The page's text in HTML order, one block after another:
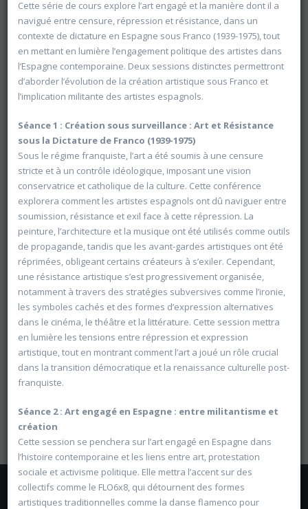
Rechercher
Vider les filtres
Les inscriptions pour l'année académique 2026-2027
seront ouvertesà partir du mercredi 19 août
Aucun élément ne correspond à vos critères de recherche
TOUS DROITS RÉSERVÉS, UDA 2026 | CONDITIONS GÉNÉRALES
PRIVÉE
Cette série de cours explore l’art engagé et la manière dont il a
navigué entre censure, répression et résistance, dans un
contexte de dictature en Espagne sous Franco (1939-1975), tout
en mettant en lumière l’engagement politique des artistes dans
l’Espagne contemporaine. Deux sessions distinctes permettront
d’aborder l’évolution de la création artistique sous Franco et
l’implication militante des artistes espagnols.
Séance 1 : Création sous surveillance : Art et Résistance
sous la Dictature de Franco (1939-1975)
Sous le régime franquiste, l’art a été soumis à une censure
stricte et à un contrôle idéologique, imposant une vision
conservatrice et catholique de la culture. Cette conférence
explorera comment les artistes espagnols ont dû naviguer entre
soumission, résistance et exil face à cette répression. La
peinture, l’architecture et la musique ont été utilisés comme outils
de propagande, tandis que les avant-gardes artistiques ont été
réprimées, obligeant certains créateurs à s’exiler. Cependant,
une résistance artistique s’est progressivement organisée,
notamment à travers des stratégies subversives comme l’ironie,
les symboles cachés et des formes d’expression alternatives
dans le cinéma, le théâtre et la littérature. Cette session mettra
en lumière les tensions entre répression et expression
artistique, tout en montrant comment l’art a joué un rôle crucial
dans la transition démocratique et la renaissance culturelle post-
franquiste.
Séance 2 : Art engagé en Espagne : entre militantisme et
création
Cette session se penchera sur l’art engagé en Espagne dans
l’histoire contemporaine et les liens entre art, protestation
sociale et activisme politique. Elle mettra l’accent sur des
collectifs comme le FLO6x8, qui détournent des formes
artistiques traditionnelles comme la danse flamenco pour